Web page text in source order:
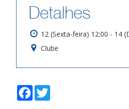
Detalhes
12 (Sexta-feira) 12:00 - 14
Clube